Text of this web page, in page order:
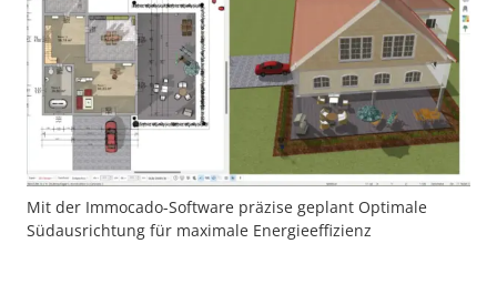
Mit der Immocado-Software präzise geplant Optimale
Südausrichtung für maximale Energieeffizienz